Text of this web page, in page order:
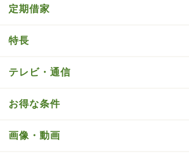
定期借家
特長
テレビ・通信
お得な条件
画像・動画